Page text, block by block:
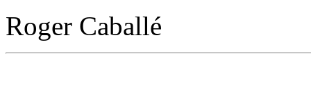
Roger Caballé